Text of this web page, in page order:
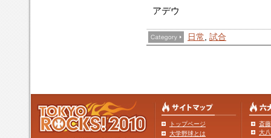
アデウ
日常 , 試合
トップページ
大学野球とは
斎
大